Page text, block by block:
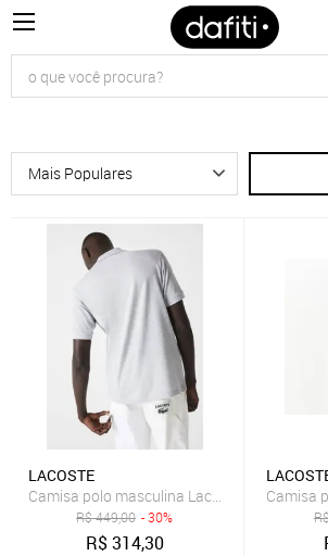
LACOSTE
Camisa polo masculina Lacoste mescla
R$449,00 - 30%
R$314,30
Camisa